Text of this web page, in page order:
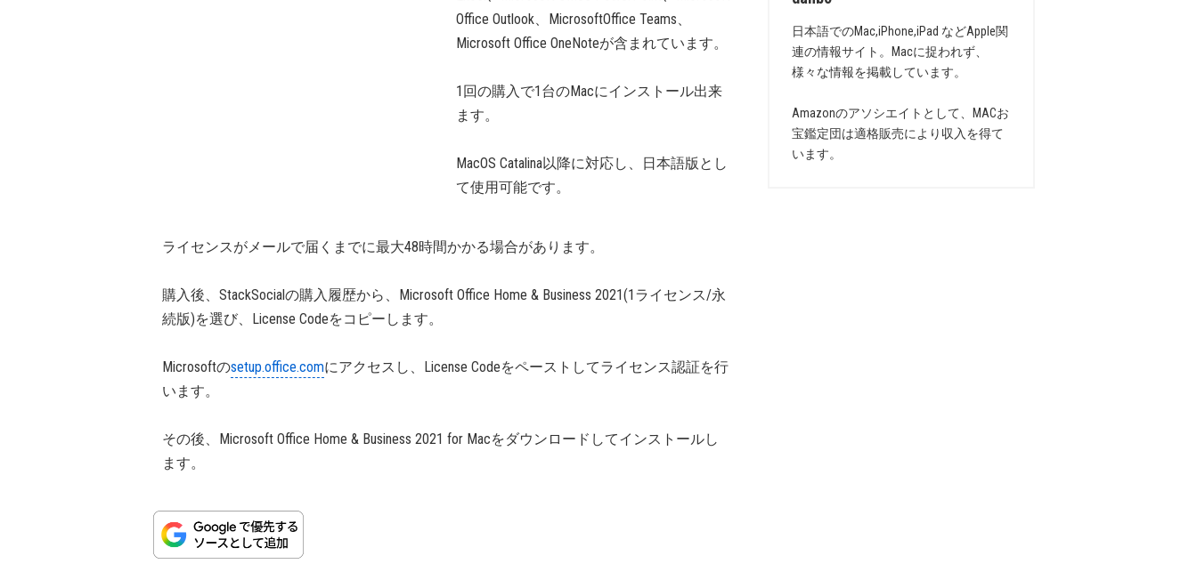
Office Outlook、MicrosoftOffice Teams、
Microsoft Office OneNoteが含まれています。
1回の購入で1台のMacにインストール出来
ます。
MacOS Catalina以降に対応し、日本語版とし
て使用可能です。
ライセンスがメールで届くまでに最大48時間かかる場合があります。
購入後、StackSocialの購入履歴から、Microsoft Office Home & Business 2021(1ライセンス/永
続版)を選び、License Codeをコピーします。
Microsoftのsetup.office.comにアクセスし、License Codeをペーストしてライセンス認証を行
います。
その後、Microsoft Office Home & Business 2021 for Macをダウンロードしてインストールし
ます。
日本語でのMac,iPhone,iPad などApple関
連の情報サイト。Macに捉われず、
様々な情報を掲載しています。
Amazonのアソシエイトとして、MACお
宝鑑定団は適格販売により収入を得て
います。